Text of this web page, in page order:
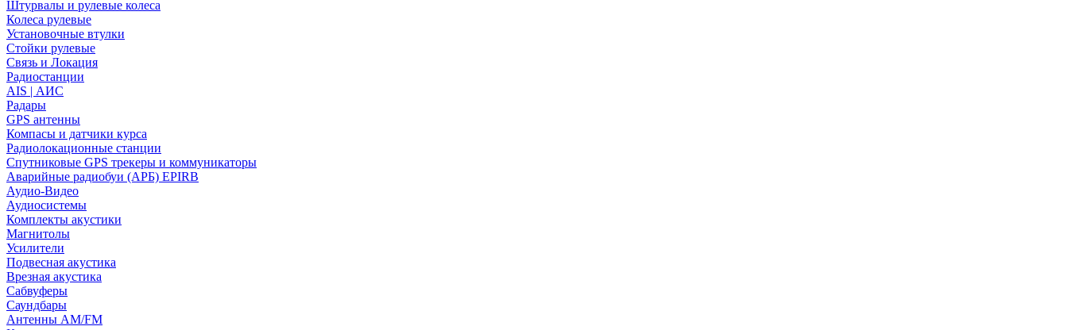
Штурвалы и рулевые колеса
Колеса рулевые
Установочные втулки
Стойки рулевые
Связь и Локация
Радиостанции
AIS | АИС
Радары
GPS антенны
Компасы и датчики курса
Радиолокационные станции
Спутниковые GPS трекеры и коммуникаторы
Аварийные радиобуи (АРБ) EPIRB
Аудио-Видео
Аудиосистемы
Комплекты акустики
Магнитолы
Усилители
Подвесная акустика
Врезная акустика
Сабвуферы
Саундбары
Антенны AM/FM